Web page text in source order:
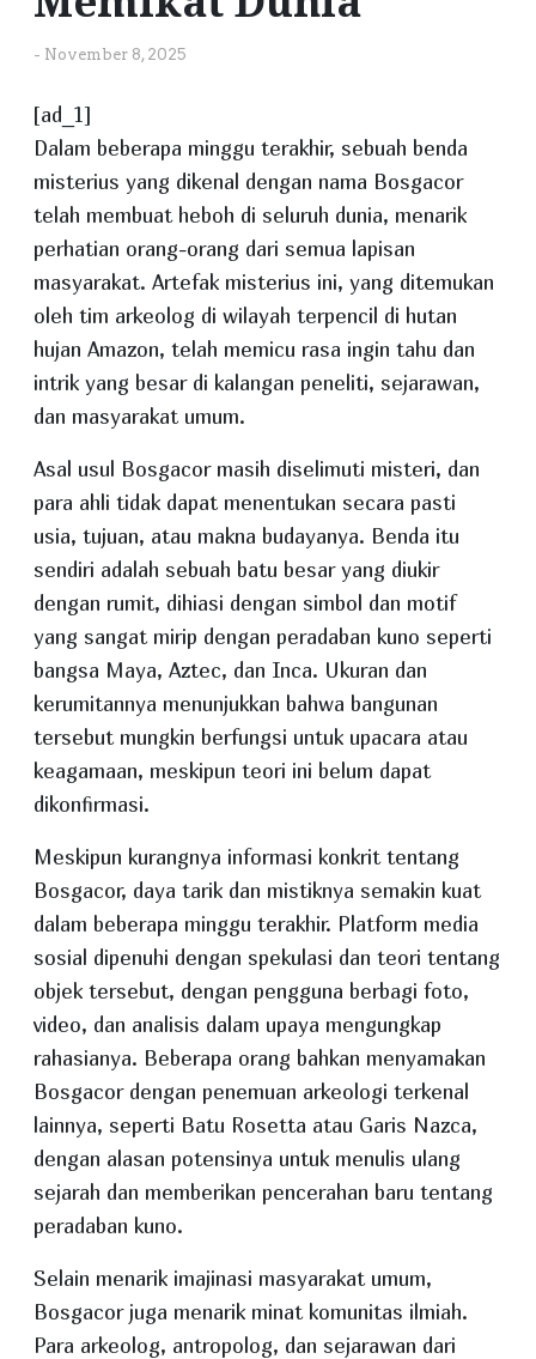
- November 8, 2025
[ad_1]
Dalam beberapa minggu terakhir, sebuah benda
misterius yang dikenal dengan nama Bosgacor
telah membuat heboh di seluruh dunia, menarik
perhatian orang-orang dari semua lapisan
masyarakat. Artefak misterius ini, yang ditemukan
oleh tim arkeolog di wilayah terpencil di hutan
hujan Amazon, telah memicu rasa ingin tahu dan
intrik yang besar di kalangan peneliti, sejarawan,
dan masyarakat umum.
Asal usul Bosgacor masih diselimuti misteri, dan
para ahli tidak dapat menentukan secara pasti
usia, tujuan, atau makna budayanya. Benda itu
sendiri adalah sebuah batu besar yang diukir
dengan rumit, dihiasi dengan simbol dan motif
yang sangat mirip dengan peradaban kuno seperti
bangsa Maya, Aztec, dan Inca. Ukuran dan
kerumitannya menunjukkan bahwa bangunan
tersebut mungkin berfungsi untuk upacara atau
keagamaan, meskipun teori ini belum dapat
dikonfirmasi.
Meskipun kurangnya informasi konkrit tentang
Bosgacor, daya tarik dan mistiknya semakin kuat
dalam beberapa minggu terakhir. Platform media
sosial dipenuhi dengan spekulasi dan teori tentang
objek tersebut, dengan pengguna berbagi foto,
video, dan analisis dalam upaya mengungkap
rahasianya. Beberapa orang bahkan menyamakan
Bosgacor dengan penemuan arkeologi terkenal
lainnya, seperti Batu Rosetta atau Garis Nazca,
dengan alasan potensinya untuk menulis ulang
sejarah dan memberikan pencerahan baru tentang
peradaban kuno.
Selain menarik imajinasi masyarakat umum,
Bosgacor juga menarik minat komunitas ilmiah.
Para arkeolog, antropolog, dan sejarawan dari